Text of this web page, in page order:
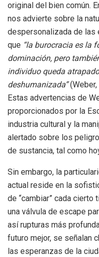
original del bien común.
nos advierte sobre la
despersonalizada de las
que “la burocracia es la
dominación, pero
individuo queda
deshumanizada”
Estas advertencias de
proporcionados por la
industria cultural y la
alertado sobre los
de sustancia, tal como
Sin embargo, la
actual reside en la
de “cambiar” cada
una válvula de escape
así rupturas más
futuro mejor, se señalan
las esperanzas de la